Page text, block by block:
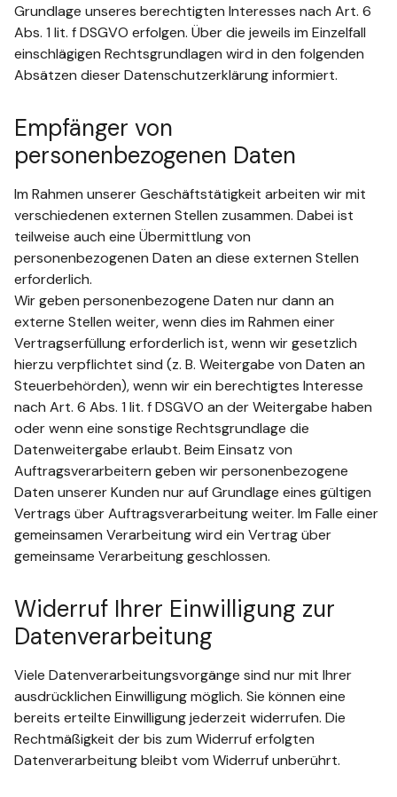
Grundlage unseres berechtigten Interesses nach Art. 6
Abs. 1 lit. f DSGVO erfolgen. Über die jeweils im Einzelfall
einschlägigen Rechtsgrundlagen wird in den folgenden
Absätzen dieser Datenschutzerklärung informiert.
Empfänger von
personenbezogenen Daten
Im Rahmen unserer Geschäftstätigkeit arbeiten wir mit
verschiedenen externen Stellen zusammen. Dabei ist
teilweise auch eine Übermittlung von
personenbezogenen Daten an diese externen Stellen
erforderlich.
Wir geben personenbezogene Daten nur dann an
externe Stellen weiter, wenn dies im Rahmen einer
Vertragserfüllung erforderlich ist, wenn wir gesetzlich
hierzu verpflichtet sind (z. B. Weitergabe von Daten an
Steuerbehörden), wenn wir ein berechtigtes Interesse
nach Art. 6 Abs. 1 lit. f DSGVO an der Weitergabe haben
oder wenn eine sonstige Rechtsgrundlage die
Datenweitergabe erlaubt. Beim Einsatz von
Auftragsverarbeitern geben wir personenbezogene
Daten unserer Kunden nur auf Grundlage eines gültigen
Vertrags über Auftragsverarbeitung weiter. Im Falle einer
gemeinsamen Verarbeitung wird ein Vertrag über
gemeinsame Verarbeitung geschlossen.
Widerruf Ihrer Einwilligung zur
Datenverarbeitung
Viele Datenverarbeitungsvorgänge sind nur mit Ihrer
ausdrücklichen Einwilligung möglich. Sie können eine
bereits erteilte Einwilligung jederzeit widerrufen. Die
Rechtmäßigkeit der bis zum Widerruf erfolgten
Datenverarbeitung bleibt vom Widerruf unberührt.